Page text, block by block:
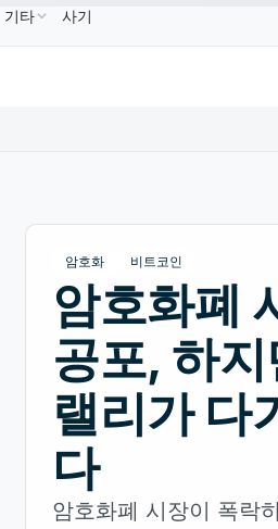
SolanaSOLUS$73.45
기타 사기
암호화 비트코인
암호화폐
공포, 하
랠리가 다
다
암호화폐 시장이 폭락